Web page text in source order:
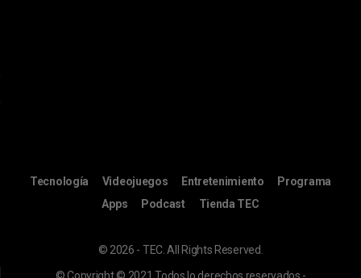
Tecnología Videojuegos Entretenimiento
Programa
Apps
Podcast Tienda TEC
© 2026 - TEC. All Rights Reserved.